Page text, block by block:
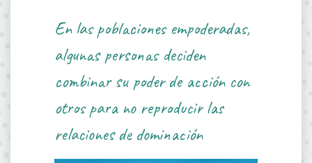
En las poblaciones empoderadas,
algunas personas deciden
combinar su poder de acción con
otros para no reproducir las
relaciones de dominación